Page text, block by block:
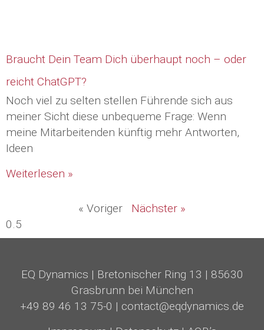
Braucht Dein Team Dich überhaupt noch – oder
reicht ChatGPT?
Noch viel zu selten stellen Führende sich aus
meiner Sicht diese unbequeme Frage: Wenn
meine Mitarbeitenden künftig mehr Antworten,
Ideen
Weiterlesen »
« Voriger Nächster »
EQ Dynamics | Bretonischer Ring 13 | 85630
Grasbrunn bei München
+49 89 46 13 75-0 | contact@eqdynamics.de